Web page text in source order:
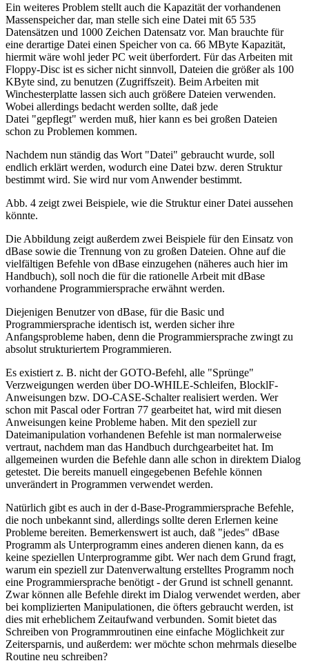
Ein weiteres Problem stellt auch die Kapazität der vorhandenen
Massenspeicher dar, man stelle sich eine Datei mit 65 535
Datensätzen und 1000 Zeichen Datensatz vor. Man brauchte für
eine derartige Datei einen Speicher von ca. 66 MByte Kapazität,
hiermit wäre wohl jeder PC weit überfordert. Für das Arbeiten mit
Floppy-Disc ist es sicher nicht sinnvoll, Dateien die größer als 100
KByte sind, zu benutzen (Zugriffszeit). Beim Arbeiten mit
Winchesterplatte lassen sich auch größere Dateien verwenden.
Wobei allerdings bedacht werden sollte, daß jede
Datei "gepflegt" werden muß, hier kann es bei großen Dateien
schon zu Problemen kommen.
Nachdem nun ständig das Wort "Datei" gebraucht wurde, soll
endlich erklärt werden, wodurch eine Datei bzw. deren Struktur
bestimmt wird. Sie wird nur vom Anwender bestimmt.
Abb. 4 zeigt zwei Beispiele, wie die Struktur einer Datei aussehen
könnte.
Die Abbildung zeigt außerdem zwei Beispiele für den Einsatz von
dBase sowie die Trennung von zu großen Dateien. Ohne auf die
vielfältigen Befehle von dBase einzugehen (näheres auch hier im
Handbuch), soll noch die für die rationelle Arbeit mit dBase
vorhandene Programmiersprache erwähnt werden.
Diejenigen Benutzer von dBase, für die Basic und
Programmiersprache identisch ist, werden sicher ihre
Anfangsprobleme haben, denn die Programmiersprache zwingt zu
absolut strukturiertem Programmieren.
Es existiert z. B. nicht der GOTO-Befehl, alle "Sprünge"
Verzweigungen werden über DO-WHILE-Schleifen, BlocklF-
Anweisungen bzw. DO-CASE-Schalter realisiert werden. Wer
schon mit Pascal oder Fortran 77 gearbeitet hat, wird mit diesen
Anweisungen keine Probleme haben. Mit den speziell zur
Dateimanipulation vorhandenen Befehle ist man normalerweise
vertraut, nachdem man das Handbuch durchgearbeitet hat. Im
allgemeinen wurden die Befehle dann alle schon in direktem Dialog
getestet. Die bereits manuell eingegebenen Befehle können
unverändert in Programmen verwendet werden.
Natürlich gibt es auch in der d-Base-Programmiersprache Befehle,
die noch unbekannt sind, allerdings sollte deren Erlernen keine
Probleme bereiten. Bemerkenswert ist auch, daß "jedes" dBase
Programm als Unterprogramm eines anderen dienen kann, da es
keine speziellen Unterprogramme gibt. Wer nach dem Grund fragt,
warum ein speziell zur Datenverwaltung erstelltes Programm noch
eine Programmiersprache benötigt - der Grund ist schnell genannt.
Zwar können alle Befehle direkt im Dialog verwendet werden, aber
bei komplizierten Manipulationen, die öfters gebraucht werden, ist
dies mit erheblichem Zeitaufwand verbunden. Somit bietet das
Schreiben von Programmroutinen eine einfache Möglichkeit zur
Zeitersparnis, und außerdem: wer möchte schon mehrmals dieselbe
Routine neu schreiben?